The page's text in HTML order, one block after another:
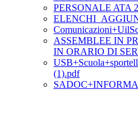
PERSONALE ATA
ASSEMBLEE IN
IN ORARIO DI
(1).pdf